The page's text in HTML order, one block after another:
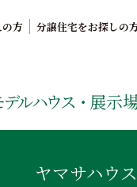
方 分譲住宅をお探しの
ルハウス・ 展示
ヤマサハウ